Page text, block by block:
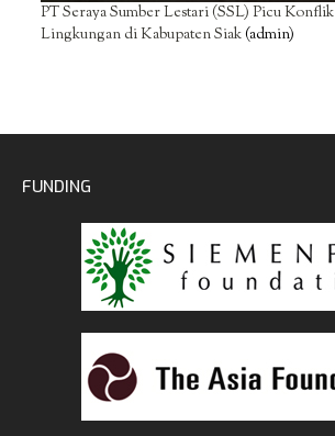
PT Seraya Sumber Lestari (SSL) Picu
Lingkungan di Kabupaten Siak(admin)
FUNDING